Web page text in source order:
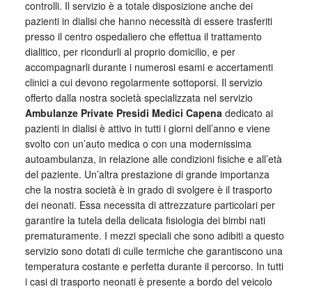
controlli. Il servizio è a totale disposizione anche dei
pazienti in dialisi che hanno necessità di essere trasferiti
presso il centro ospedaliero che effettua il trattamento
dialitico, per ricondurli al proprio domicilio, e per
accompagnarli durante i numerosi esami e accertamenti
clinici a cui devono regolarmente sottoporsi. Il servizio
offerto dalla nostra società specializzata nel servizio
Ambulanze Private Presidi Medici Capenadedicato ai
pazienti in dialisi è attivo in tutti i giorni dell’anno e viene
svolto con un’auto medica o con una modernissima
autoambulanza, in relazione alle condizioni fisiche e all’età
del paziente. Un’altra prestazione di grande importanza
che la nostra società è in grado di svolgere è il trasporto
dei neonati. Essa necessita di attrezzature particolari per
garantire la tutela della delicata fisiologia dei bimbi nati
prematuramente. I mezzi speciali che sono adibiti a questo
servizio sono dotati di culle termiche che garantiscono una
temperatura costante e perfetta durante il percorso. In tutti
i casi di trasporto neonati è presente a bordo del veicolo